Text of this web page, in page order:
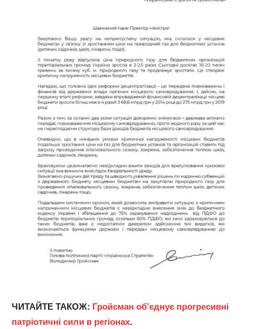
ЧИТАЙТЕ ТАКОЖ: Гройсман об’єднує прогресивні
патріотичні сили в регіонах.